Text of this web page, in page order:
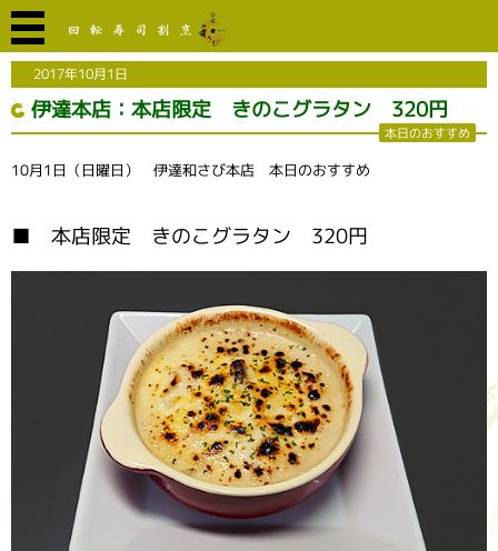
2017年10月1日
伊達本店：本店限定 きのこグラタン 320円
本日のおすすめ
10月1日（日曜日） 伊達和さび本店 本日のおすすめ
■ 本店限定 きのこグラタン 320円